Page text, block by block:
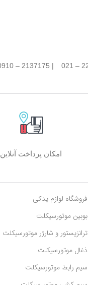
| 2137175 – 0910 |
امکان پرداخت آنلاین
فروشگاه لوازم یدکی
بوبین موتورسیکلت
ترانزیستور و شارژر موتورسیکلت
ذغال موتورسیکلت
سیم رابط موتورسیکلت